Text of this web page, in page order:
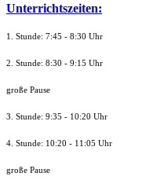
Unterrichtszeiten:
1. Stunde: 7:45 - 8:30 Uhr
2. Stunde: 8:30 - 9:15 Uhr
große Pause
3. Stunde: 9:35 - 10:20 Uhr
4. Stunde: 10:20 - 11:05 Uhr
große Pause